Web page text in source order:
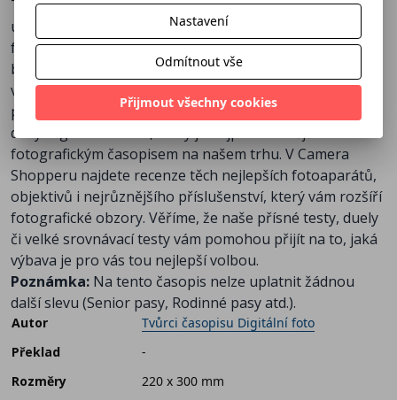
Tak, jak rostou možnosti sdílení obrazového obsahu,
ubývá i známek toho, že by klesala popularita
fotografie. Všichni chceme vytvářet úžasné záběry,
báječné kompozice i cenné připomínky toho, co jsme
viděli a prožili, jen k tomu nemáme vždy ty nejlepší
prostředky. A proto přichází průvodce nakupujícího z
dílny Digitálního fota, který je nejprodávanějším
fotografickým časopisem na našem trhu. V Camera
Shopperu najdete recenze těch nejlepších fotoaparátů,
objektivů i nejrůznějšího příslušenství, který vám rozšíří
fotografické obzory. Věříme, že naše přísné testy, duely
či velké srovnávací testy vám pomohou přijít na to, jaká
výbava je pro vás tou nejlepší volbou.
Poznámka: Na tento časopis nelze uplatnit žádnou
další slevu (Senior pasy, Rodinné pasy atd.).
Autor
Tvůrci časopisu Digitální foto
Překlad
-
Rozměry
220 x 300 mm
Nastavení
Odmítnout vše
Přijmout všechny cookies